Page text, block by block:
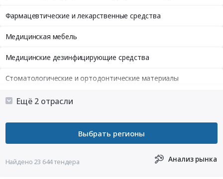
Ещё 2 отрасли
Фармацевтические и лекарственные средства
Медицинская мебель
Медицинские дезинфицирующие средства
Стоматологические и ортодонтические материалы
Ремонт и обслуживание медицинской техники
Найдено 23 644 тендера Анализ рынка